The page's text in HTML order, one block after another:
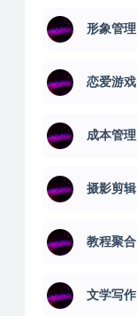
形象管理
恋爱游戏
成本管理
摄影剪辑
教程聚合
文学写作